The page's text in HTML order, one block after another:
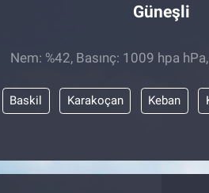
Güneşli
Nem: %42, Basınç: 1009 hpa
Baskil Karakoçan Keban